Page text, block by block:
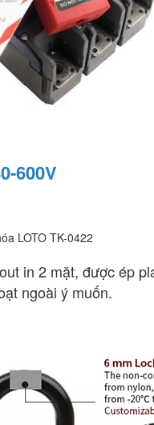
600V
in 2 mặt, được ép
ngoài ý muốn.